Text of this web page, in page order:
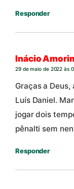
Responder
Inácio
29 de maio de 2022 às
Graças a
Luís Daniel.
jogar dois
pênalti sem
Responder